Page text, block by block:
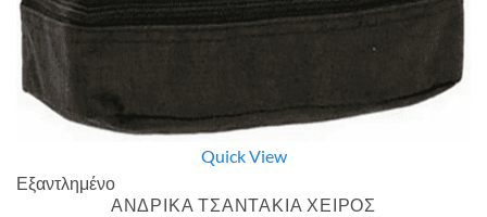
Quick View
Εξαντλημένο
ΑΝΔΡΙΚΑ ΤΣΑΝΤΑΚΙΑ ΧΕΙΡΟΣ